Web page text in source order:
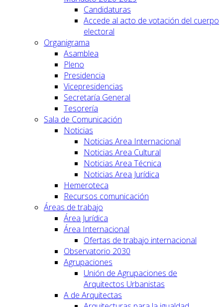
Candidaturas
Accede al acto de votación del cuerpo
electoral
Organigrama
Asamblea
Pleno
Presidencia
Vicepresidencias
Secretaría General
Tesorería
Sala de Comunicación
Noticias
Noticias Area Internacional
Noticias Area Cultural
Noticias Area Técnica
Noticias Area Jurídica
Hemeroteca
Recursos comunicación
Áreas de trabajo
Área Jurídica
Área Internacional
Ofertas de trabajo internacional
Observatorio 2030
Agrupaciones
Unión de Agrupaciones de
Arquitectos Urbanistas
A de Arquitectas